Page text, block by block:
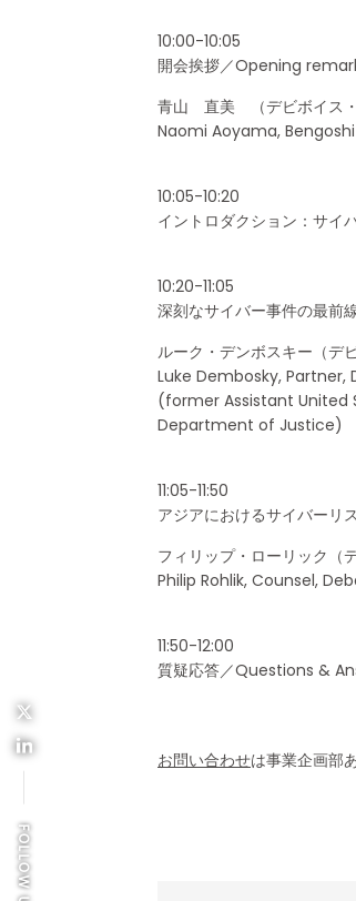
10:00-10:05
開会挨拶／Opening
青山 直美 （デビボイス・
Naomi Aoyama,
10:05-10:20
イントロダクション：サ
10:20-11:05
深刻なサイバー事件の最
ルーク・デンボスキー（デ
Luke Dembosky, Partner,
(former Assistant United
Department of Justice)
11:05-11:50
アジアにおけるサイバー
フィリップ・ローリック
Philip Rohlik, Counsel,
11:50-12:00
質疑応答／Questions &
お問い合わせは事業企画部
FOLLOW US